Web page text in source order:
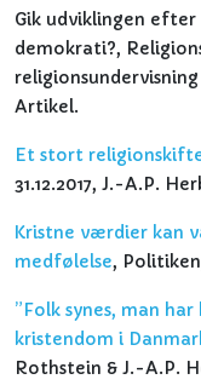
Gik udviklingen
demokrati?,
Artikel.
Et stort
31.12.2017, J.-A.P.
Kristne værdier kan
medfølelse,
”Folk synes, man
kristendom i
Rothstein & J.-A.P.